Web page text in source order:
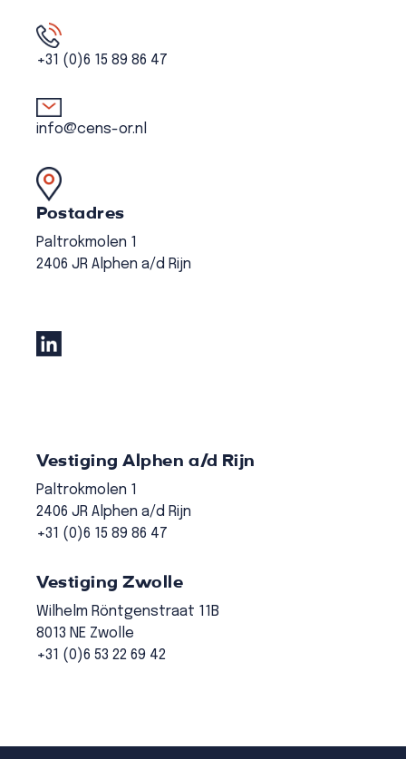
+31 (0)6 15 89 86 47
info@cens-or.nl
Postadres
Paltrokmolen 1
2406 JR Alphen a/d Rijn
Vestiging Alphen a/d Rijn
Paltrokmolen 1
2406 JR Alphen a/d Rijn
+31 (0)6 15 89 86 47
Vestiging Zwolle
Wilhelm Röntgenstraat 11B
8013 NE Zwolle
+31 (0)6 53 22 69 42